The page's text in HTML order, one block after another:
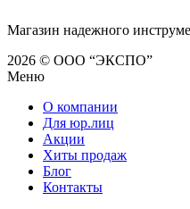
Магазин надежного
2026 © ООО “ЭКСПО”
Меню
О компании
Для юр.лиц
Акции
Хиты продаж
Блог
Контакты